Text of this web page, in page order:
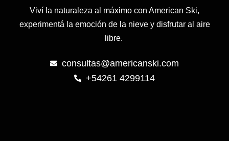
Viví la naturaleza al máximo con American Ski,
experimentá la emoción de la nieve y disfrutar al aire
libre.
consultas@americanski.com
+54261 4299114